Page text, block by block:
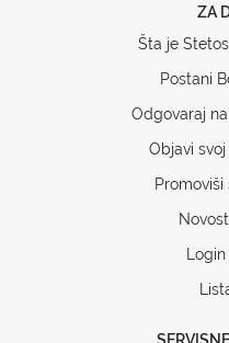
ZA
Šta je
Postani
Odgovaraj
Objavi